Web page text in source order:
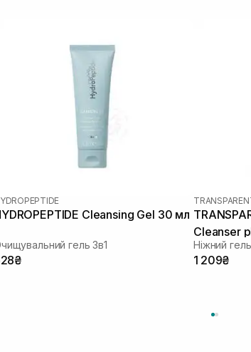
Cleansing Gel 30 мл
гель 3в1
Cleanser
Ніжний
1 209₴